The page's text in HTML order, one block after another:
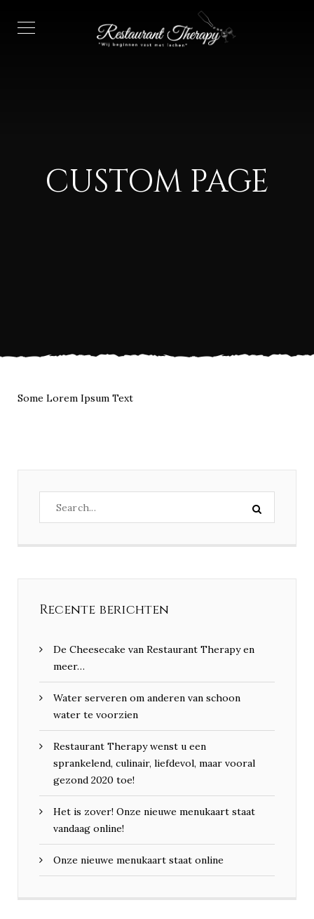
CUSTOM PAGE
Some Lorem Ipsum Text
Recente berichten
De Cheesecake van Restaurant Therapy en
meer…
Water serveren om anderen van schoon
water te voorzien
Restaurant Therapy wenst u een
sprankelend, culinair, liefdevol, maar vooral
gezond 2020 toe!
Het is zover! Onze nieuwe menukaart staat
vandaag online!
Onze nieuwe menukaart staat online